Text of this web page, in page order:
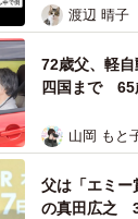
ようとした4
さはみんな同
表の訴え
渡辺 晴子
72歳父、軽
四国まで 65
3泊4日の旅
憩まで分刻
も組まねえよ
山岡 もと
父は「エミー
の真田広之